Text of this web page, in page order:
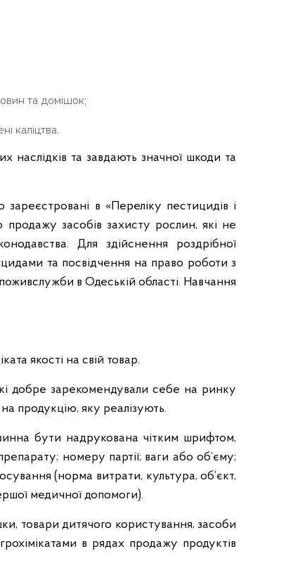
та домішок;
каліцтва.
та завдають значної шкоди та
зареєстровані в «Переліку пестицидів і
засобів захисту рослин, які не
Для здійснення роздрібної
та посвідчення на право роботи з
в Одеській області. Навчання
якості на свій товар.
добре зарекомендували себе на ринку
продукцію, яку реалізують.
бути надрукована чітким шрифтом,
номеру партії; ваги або об’єму;
(норма витрати, культура, об’єкт,
медичної допомоги).
товари дитячого користування, засоби
в рядах продажу продуктів